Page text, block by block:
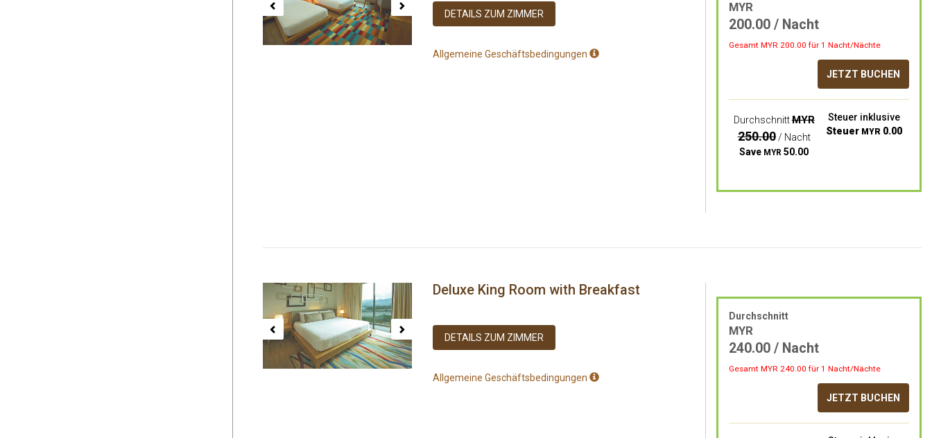
DETAILS ZUM ZIMMER
Allgemeine Geschäftsbedingungen
MYR
200.00/ Nacht
Gesamt MYR200.00für 1 Nacht/Nächte
JETZT BUCHEN
DurchschnittMYR
250.00/ Nacht
Save MYR 50.00
Steuer inklusive
Steuer MYR 0.00
Previous Next Deluxe King Room with Breakfast
DETAILS ZUM ZIMMER
Allgemeine Geschäftsbedingungen
Durchschnitt
MYR
240.00/ Nacht
Gesamt MYR240.00für 1 Nacht/Nächte
JETZT BUCHEN